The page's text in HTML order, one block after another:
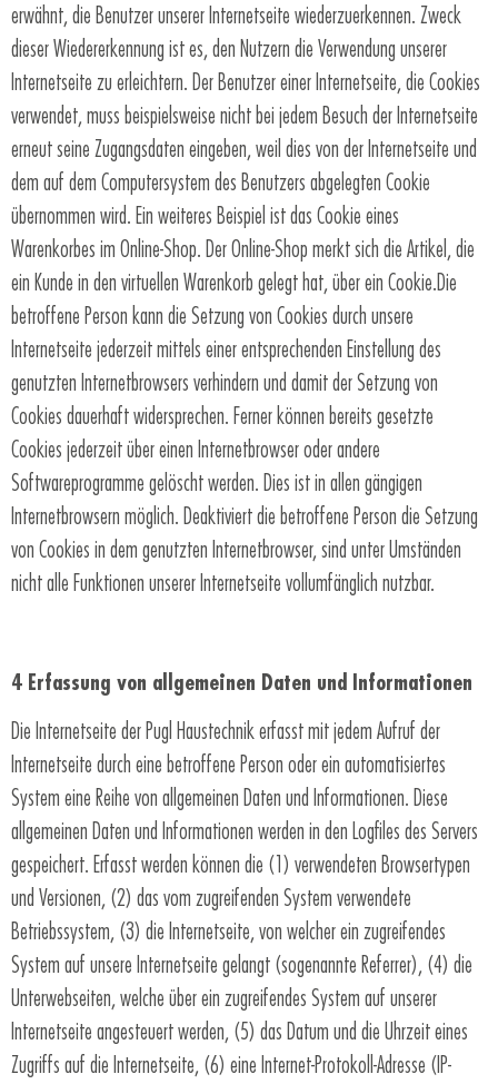
erwähnt, die Benutzer unserer Internetseite wiederzuerkennen. Zweck
dieser Wiedererkennung ist es, den Nutzern die Verwendung unserer
Internetseite zu erleichtern. Der Benutzer einer Internetseite, die Cookies
verwendet, muss beispielsweise nicht bei jedem Besuch der Internetseite
erneut seine Zugangsdaten eingeben, weil dies von der Internetseite und
dem auf dem Computersystem des Benutzers abgelegten Cookie
übernommen wird. Ein weiteres Beispiel ist das Cookie eines
Warenkorbes im Online-Shop. Der Online-Shop merkt sich die Artikel, die
ein Kunde in den virtuellen Warenkorb gelegt hat, über ein Cookie.Die
betroffene Person kann die Setzung von Cookies durch unsere
Internetseite jederzeit mittels einer entsprechenden Einstellung des
genutzten Internetbrowsers verhindern und damit der Setzung von
Cookies dauerhaft widersprechen. Ferner können bereits gesetzte
Cookies jederzeit über einen Internetbrowser oder andere
Softwareprogramme gelöscht werden. Dies ist in allen gängigen
Internetbrowsern möglich. Deaktiviert die betroffene Person die Setzung
von Cookies in dem genutzten Internetbrowser, sind unter Umständen
nicht alle Funktionen unserer Internetseite vollumfänglich nutzbar.
4 Erfassung von allgemeinen Daten und Informationen
Die Internetseite der Pugl Haustechnik erfasst mit jedem Aufruf der
Internetseite durch eine betroffene Person oder ein automatisiertes
System eine Reihe von allgemeinen Daten und Informationen. Diese
allgemeinen Daten und Informationen werden in den Logfiles des Servers
gespeichert. Erfasst werden können die (1) verwendeten Browsertypen
und Versionen, (2) das vom zugreifenden System verwendete
Betriebssystem, (3) die Internetseite, von welcher ein zugreifendes
System auf unsere Internetseite gelangt (sogenannte Referrer), (4) die
Unterwebseiten, welche über ein zugreifendes System auf unserer
Internetseite angesteuert werden, (5) das Datum und die Uhrzeit eines
Zugriffs auf die Internetseite, (6) eine Internet-Protokoll-Adresse (IP-